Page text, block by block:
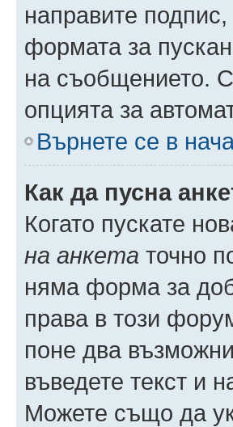
направите
формата за
на съобщението.
опцията за
Върнете се в
Как да пусна
Когато пускате
на анкета точно
няма форма за
права в този
поне два
въведете текст и
Можете също да